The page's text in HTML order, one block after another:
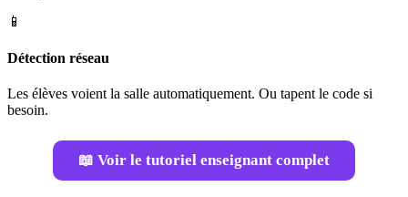
📱
Détection réseau
Les élèves voient la salle automatiquement. Ou tapent le code si
besoin.
📖 Voir le tutoriel enseignant complet